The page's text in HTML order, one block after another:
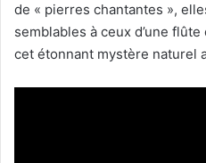
de « pierres chantantes »,
semblables à ceux d’une
cet étonnant mystère naturel